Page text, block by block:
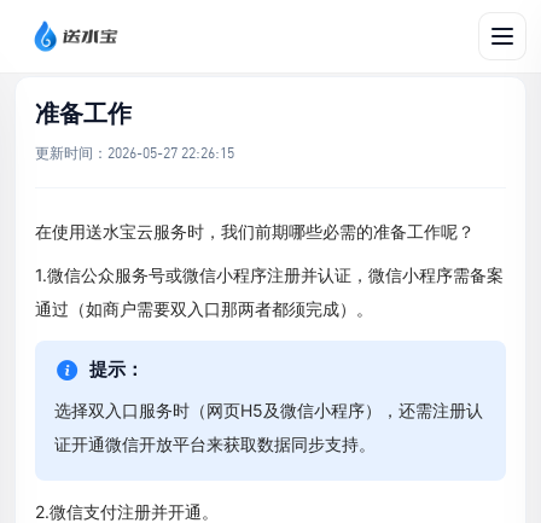
文档帮助 / 快速入门
准备工作
更新时间： 2026-05-27 22:26:15
在使用送水宝云服务时，我们前期哪些必需的准备工作呢？
1.微信公众服务号或微信小程序注册并认证，微信小程序需备案
通过（如商户需要双入口那两者都须完成）。
选择双入口服务时（网页H5及微信小程序），还需注册认
证开通微信开放平台来获取数据同步支持。
2.微信支付注册并开通。